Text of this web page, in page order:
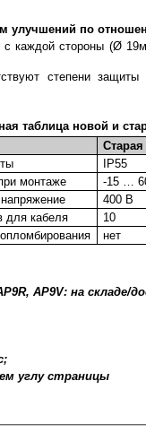
улучшений по
с каждой стороны (Ø
степени
таблица новой и
IP55
монтаже
-15 …
400 В
для кабеля
10
нет
AP9V: на складе/
углу страницы